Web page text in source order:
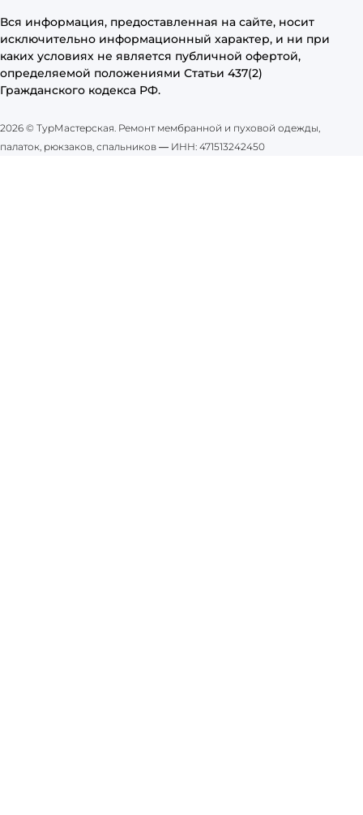
Вся информация, предоставленная на сайте, носит
исключительно информационный характер, и ни при
каких условиях не является публичной офертой,
определяемой положениями Статьи 437(2)
Гражданского кодекса РФ.
2026 © ТурМастерская. Ремонт мембранной и пуховой одежды,
палаток, рюкзаков, спальников — ИНН: 471513242450